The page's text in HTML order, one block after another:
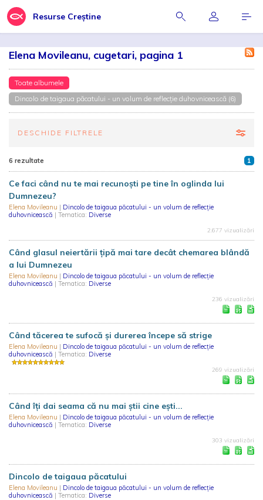
Resurse Creștine
Elena Movileanu, cugetari, pagina 1
Toate albumele
Dincolo de taigaua păcatului - un volum de reflecție duhovnicească (6)
DESCHIDE FILTRELE
6 rezultate 1
Ce faci când nu te mai recunoști pe tine în oglinda lui
Dumnezeu?
Elena Movileanu | Dincolo de taigaua păcatului - un volum de reflecție
duhovnicească | Tematica: Diverse
2.677 vizualizări
Când glasul neiertării țipă mai tare decât chemarea blândă
a lui Dumnezeu
Elena Movileanu | Dincolo de taigaua păcatului - un volum de reflecție
duhovnicească | Tematica: Diverse
236 vizualizări
Când tăcerea te sufocă și durerea începe să strige
Elena Movileanu | Dincolo de taigaua păcatului - un volum de reflecție
duhovnicească | Tematica: Diverse
269 vizualizări
Când îți dai seama că nu mai știi cine ești...
Elena Movileanu | Dincolo de taigaua păcatului - un volum de reflecție
duhovnicească | Tematica: Diverse
303 vizualizări
Dincolo de taigaua păcatului
Elena Movileanu | Dincolo de taigaua păcatului - un volum de reflecție
duhovnicească | Tematica: Diverse